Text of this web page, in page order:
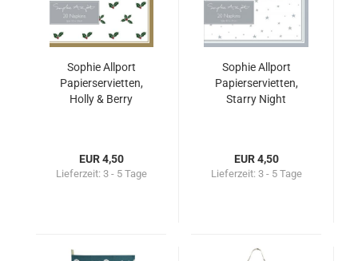
Sophie Allport
Papierservietten,
Holly & Berry
EUR 4,50
Lieferzeit: 3 - 5 Tage
Sophie Allport
Papierservietten,
Starry Night
EUR 4,50
Lieferzeit: 3 - 5 Tage